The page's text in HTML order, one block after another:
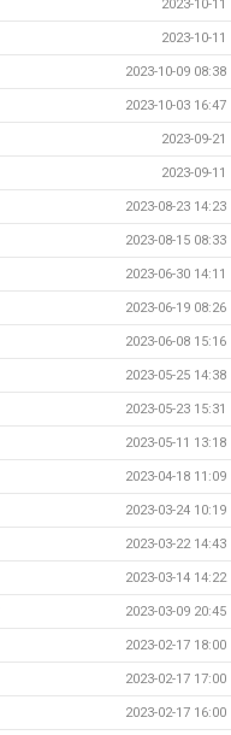
2023-10-11
2023-10-11
2023-10-09 08:38
2023-10-03 16:47
2023-09-21
2023-09-11
2023-08-23 14:23
2023-08-15 08:33
2023-06-30 14:11
2023-06-19 08:26
2023-06-08 15:16
2023-05-25 14:38
2023-05-23 15:31
2023-05-11 13:18
2023-04-18 11:09
2023-03-24 10:19
2023-03-22 14:43
2023-03-14 14:22
2023-03-09 20:45
2023-02-17 18:00
2023-02-17 17:00
2023-02-17 16:00